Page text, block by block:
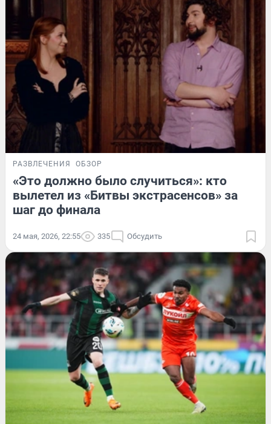
РАЗВЛЕЧЕНИЯ ОБЗОР
«Это должно было случиться»: кто
вылетел из «Битвы экстрасенсов» за
шаг до финала
24 мая, 2026, 22:55 335 Обсудить